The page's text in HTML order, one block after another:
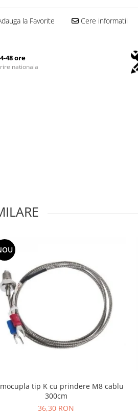
la Favorite Cere informatii
48 ore
nationala
tip K cu prindere M8 cablu
300cm
36,30 RON